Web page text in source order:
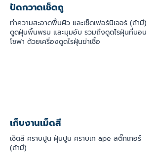
ปัดกวาดเช็ดถู
ทำความสะอาดพื้นผิว และเช็ดเฟอร์นิเจอร์ (ถ้ามี)
ดูดฝุ่นพื้นพรม และมุมอับ รวมถึงดูดไรฝุ่นที่นอน
โซฟา ด้วยเครื่องดูดไรฝุ่นฆ่าเชื้อ
เก็บงานเม็ดสี
เช็ดสี คราบปูน ฝุ่นปูน คราบเท ape สติ๊กเกอร์
(ถ้ามี)